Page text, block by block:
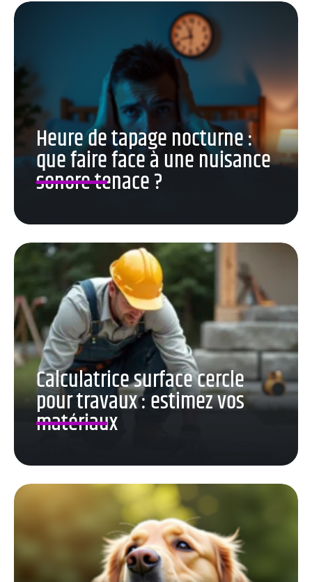
Heure de tapage nocturne :
que faire face à une nuisance
sonore tenace ?
Calculatrice surface cercle
pour travaux : estimez vos
matériaux